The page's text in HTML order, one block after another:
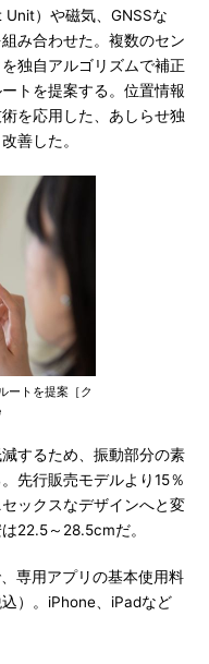
）や磁気、GNSSな
み合わせた。複数のセン
独自アルゴリズムで補正
トを提案する。位置情報
を応用した、あしらせ独
善した。
ートを提案［ク
するため、振動部分の素
先行販売モデルより15％
ックスなデザインへと変
22.5～28.5cmだ。
専用アプリの基本使用料
）。iPhone、iPadなど